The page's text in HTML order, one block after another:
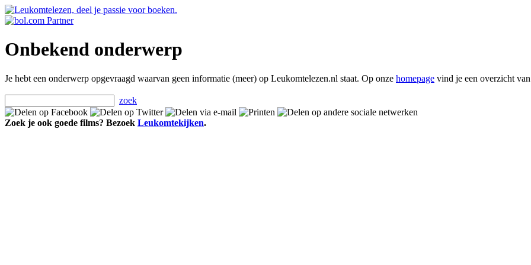
Onbekend onderwerp
Je hebt een onderwerp opgevraagd waarvan geen informatie (meer) op Leukomtelezen.nl staat. Op onze homepage vind je een overzicht
zoek
Zoek je ook goede films? Bezoek Leukomtekijken.